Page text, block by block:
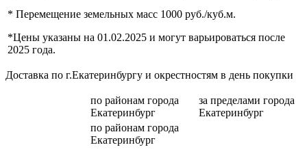
* Перемещение земельных масс 1000 руб./куб.м.
*Цены указаны на 01.02.2025 и могут варьироваться после
2025 года.
Доставка по г.Екатеринбургу и окрестностям в день покупки
по районам города
Екатеринбург
за пределами города
Екатеринбург
по районам города
Екатеринбург